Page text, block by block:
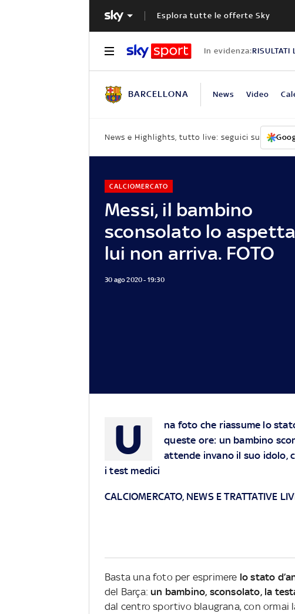
Esplora tutte le offerte Sky
In evidenza:RISULTATI
BARCELLONA News Video
News e Highlights, tutto live: seguici su
Messi, il bambino
sconsolato lo
lui non arriva. FOTO
CALCIOMERCATO
30 ago 2020 - 19:30
U
na foto che riassume lo
queste ore: un bambino
attende invano il suo idolo,
i test medici
CALCIOMERCATO, NEWS E TRATTATIVE
Basta una foto per esprimere lo stato
del Barça: un bambino, sconsolato, la
dal centro sportivo blaugrana, con ormai